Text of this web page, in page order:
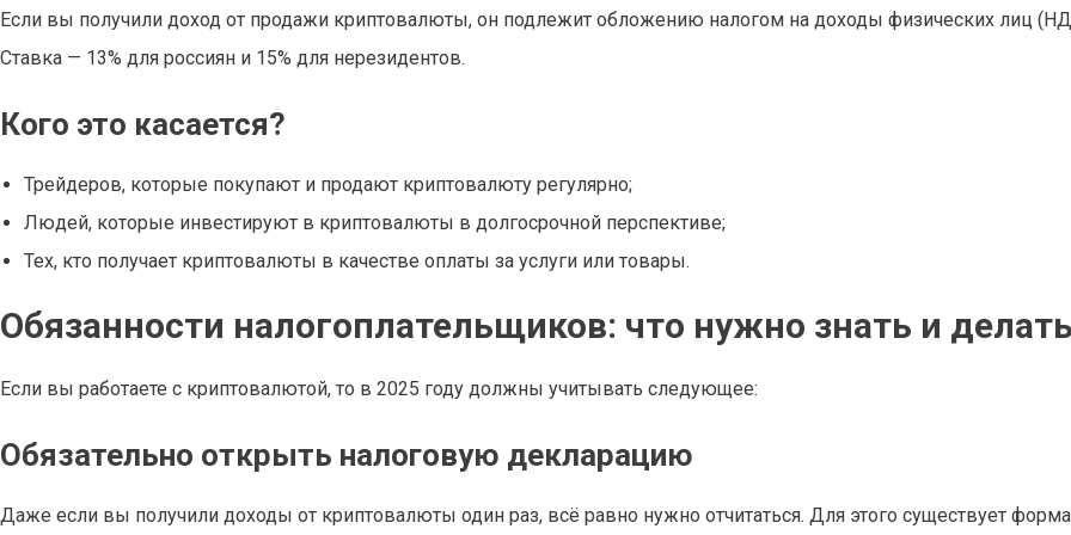
Если вы получили доход от продажи криптовалюты, он подлежит обложению налогом на доходы физических лиц
Ставка — 13% для россиян и 15% для нерезидентов.
Кого это касается?
Трейдеров, которые покупают и продают криптовалюту регулярно;
Людей, которые инвестируют в криптовалюты в долгосрочной перспективе;
Тех, кто получает криптовалюты в качестве оплаты за услуги или товары.
Обязанности налогоплательщиков: что нужно знать и делать
Если вы работаете с криптовалютой, то в 2025 году должны учитывать следующее:
Обязательно открыть налоговую декларацию
Даже если вы получили доходы от криптовалюты один раз, всё равно нужно отчитаться. Для этого существует форма